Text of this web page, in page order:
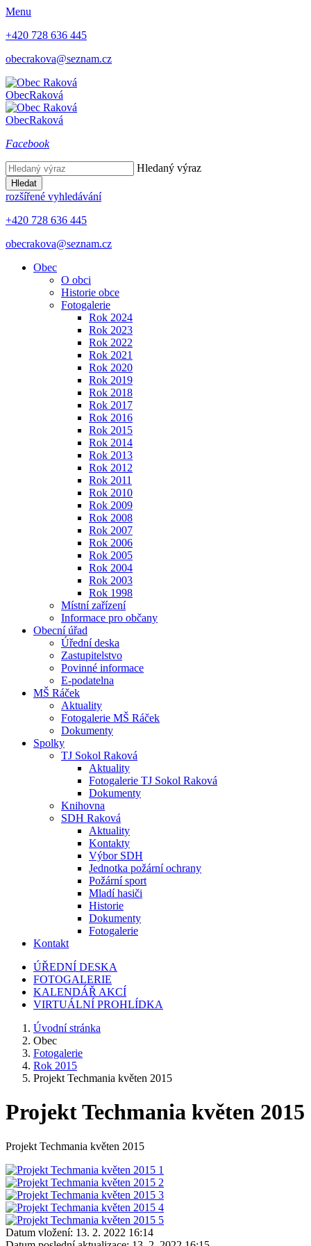
Menu
+420 728 636 445
obecrakova@seznam.cz
ObecRaková
ObecRaková
Facebook
Hledaný výraz
Hledat
rozšířené vyhledávání
+420 728 636 445
obecrakova@seznam.cz
Obec
O obci
Historie obce
Fotogalerie
Rok 2024
Rok 2023
Rok 2022
Rok 2021
Rok 2020
Rok 2019
Rok 2018
Rok 2017
Rok 2016
Rok 2015
Rok 2014
Rok 2013
Rok 2012
Rok 2011
Rok 2010
Rok 2009
Rok 2008
Rok 2007
Rok 2006
Rok 2005
Rok 2004
Rok 2003
Rok 1998
Místní zařízení
Informace pro občany
Obecní úřad
Úřední deska
Zastupitelstvo
Povinné informace
E-podatelna
MŠ Ráček
Aktuality
Fotogalerie MŠ Ráček
Dokumenty
Spolky
TJ Sokol Raková
Aktuality
Fotogalerie TJ Sokol Raková
Dokumenty
Knihovna
SDH Raková
Aktuality
Kontakty
Výbor SDH
Jednotka požární ochrany
Požární sport
Mladí hasiči
Historie
Dokumenty
Fotogalerie
Kontakt
ÚŘEDNÍ DESKA
FOTOGALERIE
KALENDÁŘ AKCÍ
VIRTUÁLNÍ PROHLÍDKA
Úvodní stránka
Obec
Fotogalerie
Rok 2015
Projekt Techmania květen 2015
Projekt Techmania květen 2015
Projekt Techmania květen 2015
Datum vložení: 13. 2. 2022 16:14